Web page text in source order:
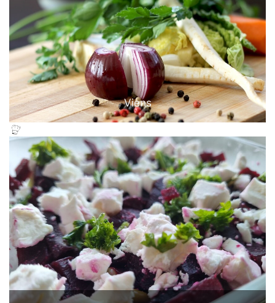
Viens